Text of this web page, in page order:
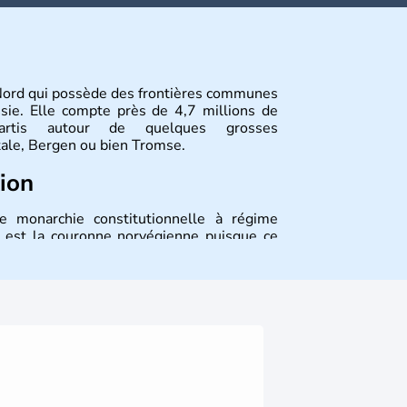
qui possède des frontières communes
Elle compte près de 4,7 millions de
autour de quelques grosses
Bergen ou bien Tromse.
monarchie constitutionnelle à régime
la couronne norvégienne puisque ce